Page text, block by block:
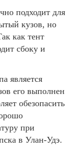
подходит для
кузов, но
как тент
сбоку и
является
его выполнен
обезопасить
при
в Улан-Удэ.